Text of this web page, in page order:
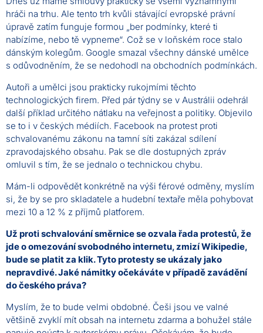
hráči na trhu. Ale tento trh kvůli stávající evropské právní
úpravě zatím funguje formou „ber podmínky, které ti
nabízíme, nebo tě vypneme“. Což se v loňském roce stalo
dánským kolegům. Google smazal všechny dánské umělce
s odůvodněním, že se nedohodl na obchodních podmínkách.
Autoři a umělci jsou prakticky rukojmími těchto
technologických firem. Před pár týdny se v Austrálii odehrál
další příklad určitého nátlaku na veřejnost a politiky. Objevilo
se to i v českých médiích. Facebook na protest proti
schvalovanému zákonu na tamní síti zakázal sdílení
zpravodajského obsahu. Pak se dle dostupných zpráv
omluvil s tím, že se jednalo o technickou chybu.
Mám-li odpovědět konkrétně na výši férové odměny, myslím
si, že by se pro skladatele a hudební textaře měla pohybovat
mezi 10 a 12 % z příjmů platforem.
Už proti schvalování směrnice se ozvala řada protestů, že
jde o omezování svobodného internetu, zmizí Wikipedie,
bude se platit za klik. Tyto protesty se ukázaly jako
nepravdivé. Jaké námitky očekáváte v případě zavádění
do českého práva?
Myslím, že to bude velmi obdobné. Češi jsou ve valné
většině zvyklí mít obsah na internetu zdarma a bohužel stále